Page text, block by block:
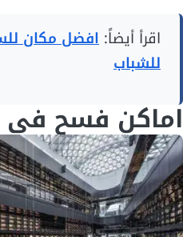
اقرأ أيضاً: افضل مكان
للشباب
اماكن فسح في